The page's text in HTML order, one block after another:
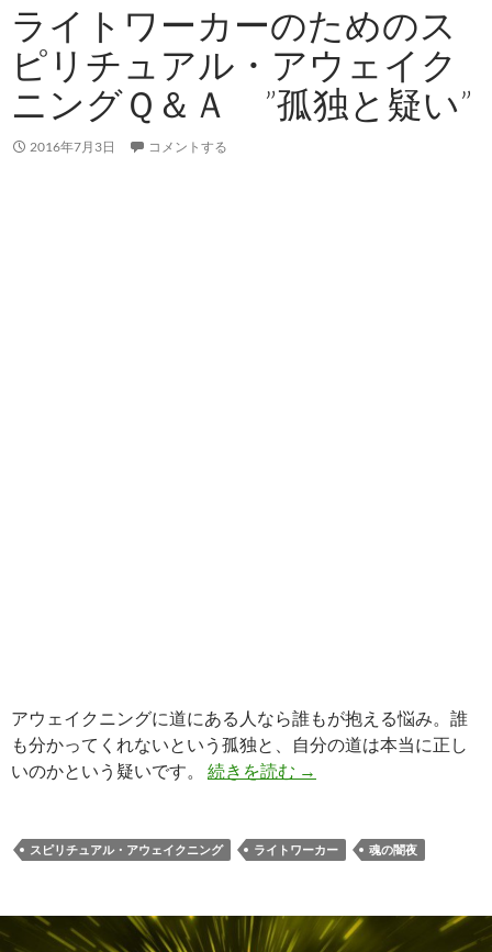
ライトワーカーのためのス
ピリチュアル・アウェイク
ニングＱ＆Ａ ”孤独と疑い”
2016年7月3日 コメントする
アウェイクニングに道にある人なら誰もが抱える悩み。誰
も分かってくれないという孤独と、自分の道は本当に正し
いのかという疑いです。 続きを読む ライトワーカーのため
→
スピリチュアル・アウェイクニング ライトワーカー 魂の闇夜